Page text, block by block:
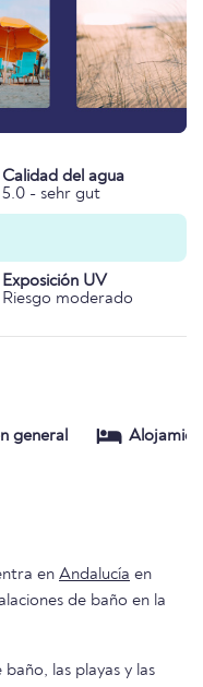
Calidad del agua
5.0 - sehr gut
Exposición UV
Riesgo moderado
general
en Andalucía en
de baño en la
las playas y las